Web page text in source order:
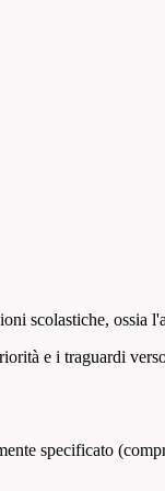
scolastiche, ossia
e i traguardi
specificato